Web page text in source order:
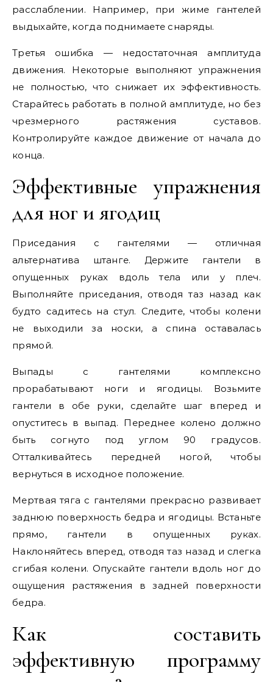
расслаблении. Например, при жиме гантелей
выдыхайте, когда поднимаете снаряды.
Третья ошибка — недостаточная амплитуда
движения. Некоторые выполняют упражнения
не полностью, что снижает их эффективность.
Старайтесь работать в полной амплитуде, но без
чрезмерного растяжения суставов.
Контролируйте каждое движение от начала до
конца.
Эффективные упражнения
для ног и ягодиц
Приседания с гантелями — отличная
альтернатива штанге. Держите гантели в
опущенных руках вдоль тела или у плеч.
Выполняйте приседания, отводя таз назад как
будто садитесь на стул. Следите, чтобы колени
не выходили за носки, а спина оставалась
прямой.
Выпады с гантелями комплексно
прорабатывают ноги и ягодицы. Возьмите
гантели в обе руки, сделайте шаг вперед и
опуститесь в выпад. Переднее колено должно
быть согнуто под углом 90 градусов.
Отталкивайтесь передней ногой, чтобы
вернуться в исходное положение.
Мертвая тяга с гантелями прекрасно развивает
заднюю поверхность бедра и ягодицы. Встаньте
прямо, гантели в опущенных руках.
Наклоняйтесь вперед, отводя таз назад и слегка
сгибая колени. Опускайте гантели вдоль ног до
ощущения растяжения в задней поверхности
бедра.
Как составить
эффективную программу